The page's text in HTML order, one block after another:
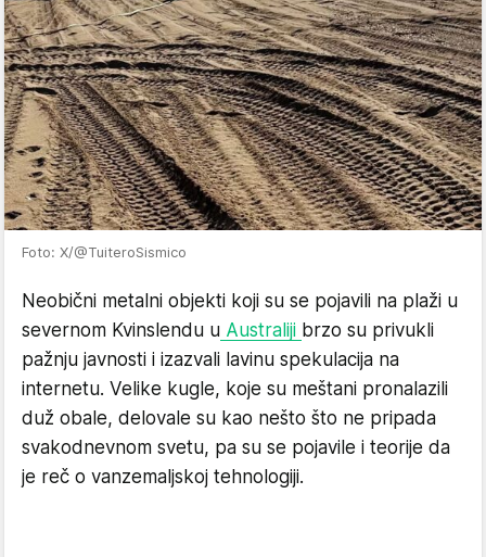
Foto: X/@TuiteroSismico
Neobični metalni objekti koji su se pojavili na plaži u
severnom Kvinslendu u Australiji brzo su privukli
pažnju javnosti i izazvali lavinu spekulacija na
internetu. Velike kugle, koje su meštani pronalazili
duž obale, delovale su kao nešto što ne pripada
svakodnevnom svetu, pa su se pojavile i teorije da
je reč o vanzemaljskoj tehnologiji.